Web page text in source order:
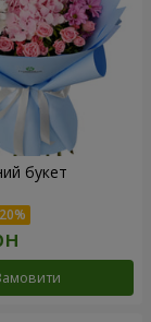
букет